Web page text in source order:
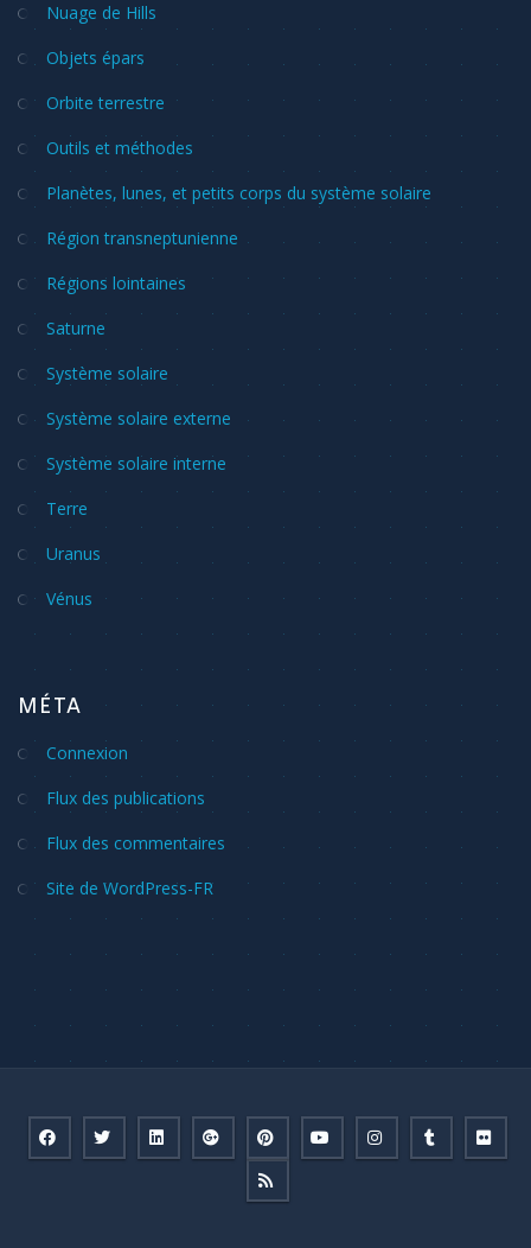
Nuage de Hills
Objets épars
Orbite terrestre
Outils et méthodes
Planètes, lunes, et petits corps du système solaire
Région transneptunienne
Régions lointaines
Saturne
Système solaire
Système solaire externe
Système solaire interne
Terre
Uranus
Vénus
MÉTA
Connexion
Flux des publications
Flux des commentaires
Site de WordPress-FR